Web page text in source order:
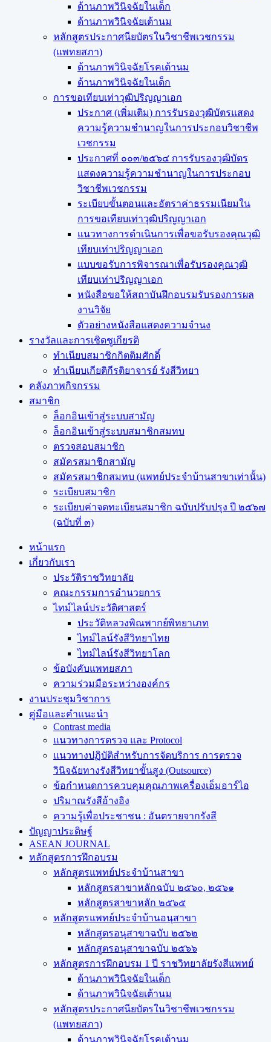
ด้านภาพวินิจฉัยในเด็ก
ด้านภาพวินิจฉัยเต้านม
หลักสูตรประกาศนียบัตรในวิชาชีพเวชกรรม
(แพทยสภา)
ด้านภาพวินิจฉัยโรคเต้านม
ด้านภาพวินิจฉัยในเด็ก
การขอเทียบเท่า​วุฒิปริญญา​เอก
ประกาศ (เพิ่มเติม) การรับรองวุฒิบัตรแสดง
ความรู้ความชำนาญในการประกอบวิชาชีพ
เวชกรรม
ประกาศที่ ๐๐๓/๒๕๖๔ การรับรองวุฒิบัตร
แสดงความรู้ความชำนาญในการประกอบ
วิชาชีพเวชกรรม
ระเบียบขั้นตอนและอัตราค่าธรรมเนียมใน
การขอเทียบเท่าวุฒิปริญญาเอก
แนวทางการดำเนินการเพื่อขอรับรองคุณวุฒิ
เทียบเท่าปริญญาเอก
แบบขอรับการพิจารณาเพื่อรับรองคุณวุฒิ
เทียบเท่าปริญญาเอก
หนังสือขอให้สถาบันฝึกอบรมรับรองการผล
งานวิจัย
ตัวอย่างหนังสือแสดงความจำนง
รางวัลและการเชิดชูเกียรติ
ทำเนียบสมาชิกกิตติมศักดิ์
ทำเนียบเกียติกีรติยาจารย์ รังสีวิทยา
คลังภาพกิจกรรม
สมาชิก
ล็อกอินเข้าสู่ระบบสามัญ
ล็อกอินเข้าสู่ระบบสมาชิกสมทบ
ตรวจสอบสมาชิก
สมัครสมาชิกสามัญ
สมัครสมาชิกสมทบ (แพทย์ประจำบ้านสาขาเท่านั้น)
ระเบียบสมาชิก
ระเบียบค่าจดทะเบียนสมาชิก ฉบับปรับปรุง ปี ๒๕๖๗
(ฉบับที่ ๓)
หน้าแรก
เกี่ยวกับเรา
ประวัติราชวิทยาลัย
คณะกรรมการอำนวยการ
ไทม์ไลน์ประวัติศาสตร์
ประวัติหลวงพิณพากย์พิทยาเภท
ไทม์ไลน์รังสีวิทยาไทย
ไทม์ไลน์รังสีวิทยาโลก
ข้อบังคับแพทยสภา
ความร่วมมือระหว่างองค์กร
งานประชุมวิชาการ
คู่มือและคำแนะนำ
Contrast media
แนวทางการตรวจ และ Protocol
แนวทางปฏิบัติสำหรับการจัดบริการ การตรวจ
วินิจฉัยทางรังสีวิทยาขั้นสูง (Outsource)
ข้อกำหนดการควบคุมคุณภาพเครื่องเอ็มอาร์ไอ
ปริมาณรังสีอ้างอิง
ความรู้เพื่อประชาชน : อันตรายจากรังสี
ปัญญาประดิษฐ์
ASEAN JOURNAL
หลักสูตรการฝึกอบรม
หลักสูตรแพทย์ประจำบ้านสาขา
หลักสูตรสาขาหลักฉบับ ๒๕๖๐, ๒๕๖๑
หลักสูตรสาขาหลัก ๒๕๖๕
หลักสูตรแพทย์ประจำบ้านอนุสาขา
หลักสูตรอนุสาขาฉบับ ๒๕๖๒
หลักสูตรอนุสาขาฉบับ ๒๕๖๖
หลักสูตรการฝึกอบรม 1 ปี ราชวิทยาลัยรังสีแพทย์
ด้านภาพวินิจฉัยในเด็ก
ด้านภาพวินิจฉัยเต้านม
หลักสูตรประกาศนียบัตรในวิชาชีพเวชกรรม
(แพทยสภา)
ด้านภาพวินิจฉัยโรคเต้านม